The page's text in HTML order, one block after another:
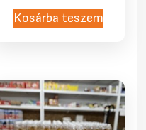
Kosárba teszem